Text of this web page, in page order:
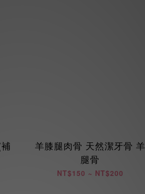
羊膝腿肉骨 天然潔牙骨 羊
腿骨
NT$150 ~ NT$200